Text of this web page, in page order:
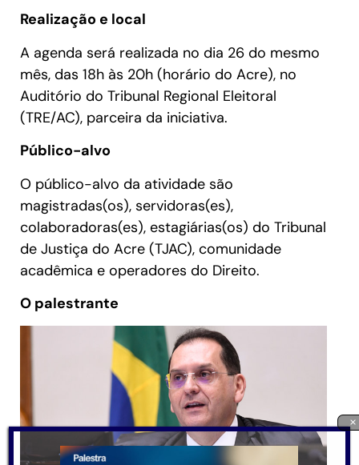
Realização e local
A agenda será realizada no dia 26 do mesmo
mês, das 18h às 20h (horário do Acre), no
Auditório do Tribunal Regional Eleitoral
(TRE/AC), parceira da iniciativa.
Público-alvo
O público-alvo da atividade são
magistradas(os), servidoras(es),
colaboradoras(es), estagiárias(os) do Tribunal
de Justiça do Acre (TJAC), comunidade
acadêmica e operadores do Direito.
O palestrante
×